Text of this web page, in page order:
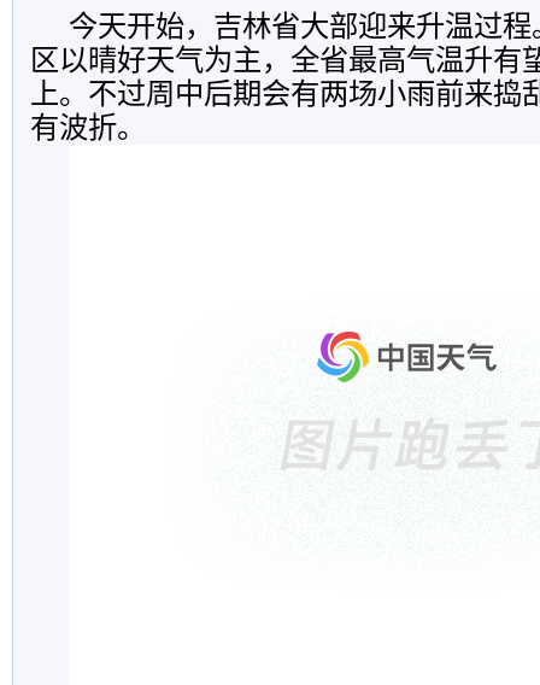
今天开始，吉林省大部迎来升温过
区以晴好天气为主，全省最高气温升
上。不过周中后期会有两场小雨前来捣
有波折。